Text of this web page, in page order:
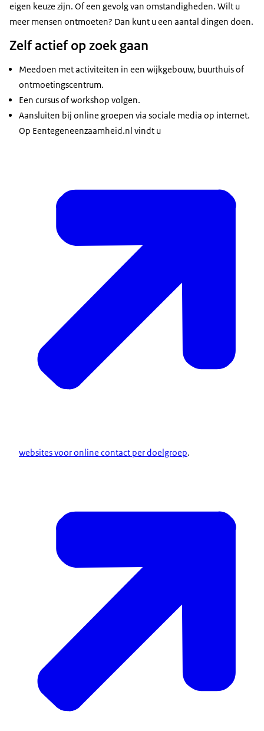
eigen keuze zijn. Of een gevolg van omstandigheden. Wilt u
meer mensen ontmoeten? Dan kunt u een aantal dingen doen.
Zelf actief op zoek gaan
Meedoen met activiteiten in een wijkgebouw, buurthuis of
ontmoetingscentrum.
Een cursus of workshop volgen.
Aansluiten bij online groepen via sociale media op internet.
Op Eentegeneenzaamheid.nl vindt u
websites voor online contact per doelgroep.